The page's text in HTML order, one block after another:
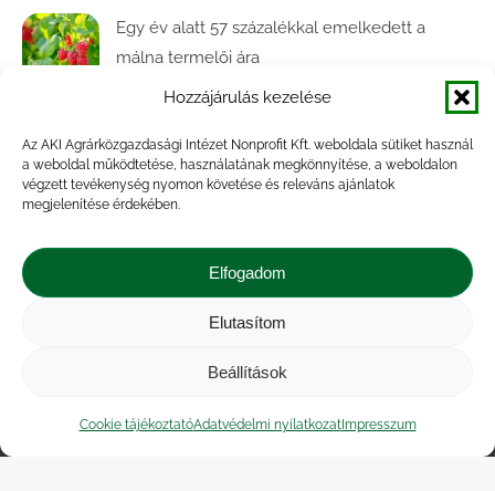
Hozzájárulás kezelése
Az AKI Agrárközgazdasági Intézet Nonprofit Kft. weboldala sütiket használ
a weboldal működtetése, használatának megkönnyítése, a weboldalon
végzett tevékenység nyomon követése és releváns ajánlatok
megjelenítése érdekében.
Elfogadom
Elutasítom
Beállítások
Cookie tájékoztatóAdatvédelmi nyilatkozatImpresszum
Egy év alatt 57 százalékkal emelkedett a
málna termelői ára
2026.08.04.
Számottevően növekedett a kajszi- és
őszibaracktermés az idén
2026.07.31.
Jelentősen erősödött a hazai élőbárány-export
az év első öt hónapjában
Közérdekű adatok
| Adatvédelmi nyilatkozat
|